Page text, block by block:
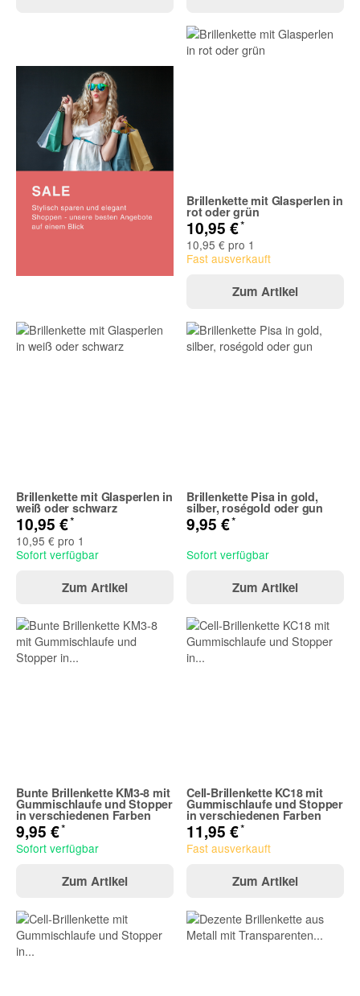
Brillenkette mit Glasperlen in
rot oder grün
10,95 €*
10,95 € pro 1
Fast ausverkauft
Zum Artikel
Brillenkette mit Glasperlen in
weiß oder schwarz
10,95 €*
10,95 € pro 1
Sofort verfügbar
Zum Artikel
Brillenkette Pisa in gold,
silber, roségold oder gun
9,95 €*
Sofort verfügbar
Zum Artikel
Bunte Brillenkette KM3-8 mit
Gummischlaufe und Stopper
in verschiedenen Farben
9,95 €*
Sofort verfügbar
Zum Artikel
Cell-Brillenkette KC18 mit
Gummischlaufe und Stopper
in verschiedenen Farben
11,95 €*
Fast ausverkauft
Zum Artikel